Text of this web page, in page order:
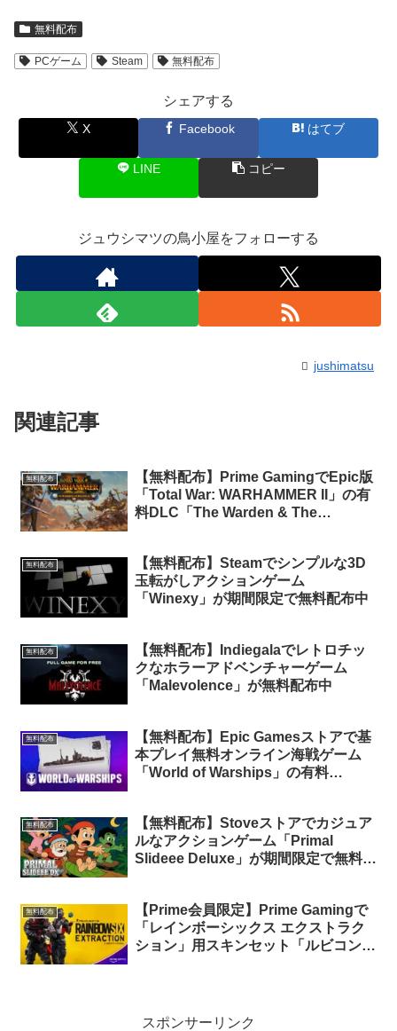
無料配布
PCゲーム Steam 無料配布
シェアする
X Facebook はてブ
LINE コピー
ジュウシマツの鳥小屋をフォローする
jushimatsu
関連記事
無料配布
【無料配布】Prime GamingでEpic版
「Total War: WARHAMMER II」の有
料DLC「The Warden & The
無料配布
【無料配布】Steamでシンプルな3D
玉転がしアクションゲーム
「Winexy」が期間限定で無料配布中
無料配布
【無料配布】Indiegalaでレトロチッ
クなホラーアドベンチャーゲーム
「Malevolence」が無料配布中
無料配布
【無料配布】Epic Gamesストアで基
本プレイ無料オンライン海戦ゲーム
「World of Warships」の有料
無料配布
【無料配布】Stoveストアでカジュア
ルなアクションゲーム「Primal
Slideee Deluxe」が期間限定で無料配
無料配布
【Prime会員限定】Prime Gamingで
「レインボーシックス エクストラク
ション」用スキンセット「ルビコンフ
スポンサーリンク